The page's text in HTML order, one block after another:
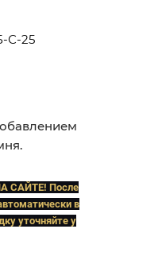
С-25
САЙТЕ! После
в
уточняйте у